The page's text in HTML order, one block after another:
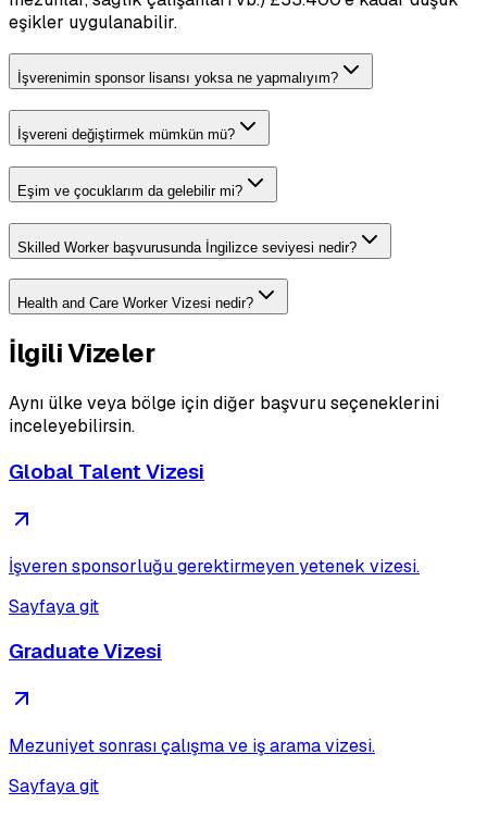
eşikler uygulanabilir.
İşverenimin sponsor lisansı yoksa ne yapmalıyım?
İşvereni değiştirmek mümkün mü?
Eşim ve çocuklarım da gelebilir mi?
Skilled Worker başvurusunda İngilizce seviyesi nedir?
Health and Care Worker Vizesi nedir?
İlgili Vizeler
Aynı ülke veya bölge için diğer başvuru seçeneklerini
inceleyebilirsin.
Global Talent Vizesi
İşveren sponsorluğu gerektirmeyen yetenek vizesi.
Sayfaya git
Graduate Vizesi
Mezuniyet sonrası çalışma ve iş arama vizesi.
Sayfaya git